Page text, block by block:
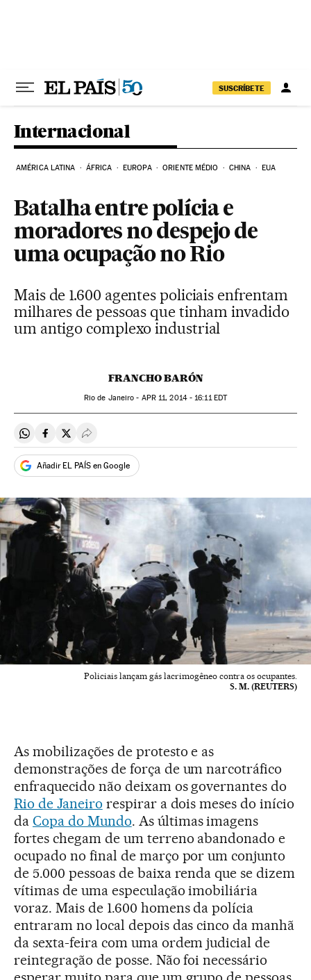
SUSCRÍBETE
Internacional
AMÉRICA LATINA ÁFRICA EUROPA ORIENTE MÉDIO CHINA EUA
Batalha entre polícia e
moradores no despejo de
uma ocupação no Rio
Mais de 1.600 agentes policiais enfrentam
milhares de pessoas que tinham invadido
um antigo complexo industrial
FRANCHO BARÓN
Rio de Janeiro - APR11, 2014 - 16:11EDT
Compartir en Whatsapp
Compartir en Facebook
Compartir en Twitter
Desplegar Redes Sociales
Añadir EL PAÍS en Google
Policiais lançam gás lacrimogêneo contra os ocupantes.
S. M. (REUTERS)
As mobilizações de protesto e as
demonstrações de força de um narcotráfico
enfraquecido não deixam os governantes do
Rio de Janeiro respirar a dois meses do início
da Copa do Mundo. As últimas imagens
fortes chegam de um terreno abandonado e
ocupado no final de março por um conjunto
de 5.000 pessoas de baixa renda que se dizem
vítimas de uma especulação imobiliária
voraz. Mais de 1.600 homens da polícia
entraram no local depois das cinco da manhã
da sexta-feira com uma ordem judicial de
reintegração de posse. Não foi necessário